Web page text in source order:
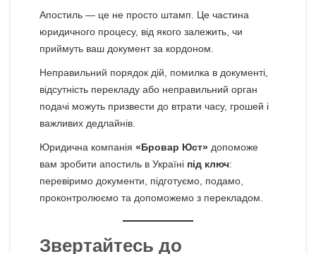
Апостиль — це не просто штамп. Це частина
юридичного процесу, від якого залежить, чи
приймуть ваш документ за кордоном.
Неправильний порядок дій, помилка в документі,
відсутність перекладу або неправильний орган
подачі можуть призвести до втрати часу, грошей і
важливих дедлайнів.
Юридична компанія «Бровар Юст» допоможе
вам зробити апостиль в Україні під ключ:
перевіримо документи, підготуємо, подамо,
проконтролюємо та допоможемо з перекладом.
Звертайтесь до